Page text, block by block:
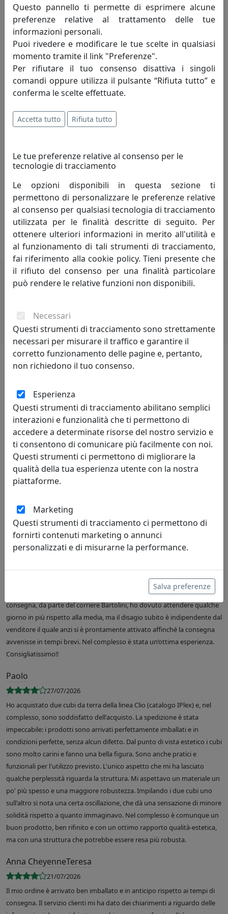
quelli che tanto piacevano agli zar di tutte
le Russie, una collezione in porcellana, cristalli,
ceramiche dipinte a mano e vetri molati. La Royal Family
vuole regalare un po’ di magia,un sogno in cui i semplici
gesti quotidiani assumano caratteristiche speciali una
volta esclusivo privilegio di pochi e oggi destinate a
tutte le persone che amano il bello.
La Royal Family non confonde la modernità del design
con l’eccessiva semplificazione dei processi
del passato con le esigenze moderne e contemporanee.
Royal Family vuole essere un punto di riferimento per
chi ama una casa calda ed accogliente, piena di oggetti
e di vita, in cui l’eleganza non è mai troppo formale,ma
che viene vissuta con la disinvoltura e quel pizzico di
ironia che i tempi moderni richiedono.
Potrebbero interessarti
Leggi le recensioni
R. de Martino
water, in realtà è il secondo (il primo lo avevo acquistato circa 3 anni fa).
Articolo effettivamente di design, curato nelle rifiniture, molto
resistente, funzionale ed elegante. Il servizio clienti è eccellente. Per la
consegna, da parte del corriere Bartolini, ho dovuto attendere qualche
giorno in più rispetto alla media, ma il disagio subito è indipendente dal
venditore il quale anzi si è prontamente attivato affinché la consegna
avvenisse in tempi brevi. Nel complesso è stata un’ottima esperienza.
Consigliatissimo!!
Paolo
27/07/2026
Ho acquistato due cubi da terra della linea Clio (catalogo IPlex) e, nel
complesso, sono soddisfatto dell'acquisto. La spedizione è stata
impeccabile: i prodotti sono arrivati perfettamente imballati e in
condizioni perfette, senza alcun difetto. Dal punto di vista estetico i cubi
sono molto carini e fanno una bella figura. Sono anche pratici e
funzionali per l'utilizzo previsto. L'unico aspetto che mi ha lasciato
qualche perplessità riguarda la struttura. Mi aspettavo un materiale un
po' più spesso e una maggiore robustezza. Impilando i due cubi uno
sull'altro si nota una certa oscillazione, che dà una sensazione di minore
solidità rispetto a quanto immaginavo. Nel complesso è comunque un
buon prodotto, ben rifinito e con un ottimo rapporto qualità-estetica,
ma con una struttura che potrebbe essere resa più robusta.
Anna CheyenneTeresa
21/07/2026
Il mio ordine è arrivato ben imballato e in anticipo rispetto ai tempi di
consegna. Il servizio clienti mi ha dato dei chiarimenti a riguardo delle
Questo pannello ti permette di esprimere alcune
preferenze relative al trattamento delle tue
informazioni personali.
Puoi rivedere e modificare le tue scelte in qualsiasi
momento tramite il link "Preferenze".
Per rifiutare il tuo consenso disattiva i singoli
comandi oppure utilizza il pulsante “Rifiuta tutto” e
conferma le scelte effettuate.
Accetta tutto Rifiuta tutto
Le tue preferenze relative al consenso per le
tecnologie di tracciamento
Le opzioni disponibili in questa sezione ti
permettono di personalizzare le preferenze relative
al consenso per qualsiasi tecnologia di tracciamento
utilizzata per le finalità descritte di seguito. Per
ottenere ulteriori informazioni in merito all'utilità e
al funzionamento di tali strumenti di tracciamento,
fai riferimento alla cookie policy. Tieni presente che
il rifiuto del consenso per una finalità particolare
può rendere le relative funzioni non disponibili.
Necessari
Questi strumenti di tracciamento sono strettamente
necessari per misurare il traffico e garantire il
corretto funzionamento delle pagine e, pertanto,
non richiedono il tuo consenso.
Esperienza
Questi strumenti di tracciamento abilitano semplici
interazioni e funzionalità che ti permettono di
accedere a determinate risorse del nostro servizio e
ti consentono di comunicare più facilmente con noi.
Questi strumenti ci permettono di migliorare la
qualità della tua esperienza utente con la nostra
piattaforme.
Marketing
Questi strumenti di tracciamento ci permettono di
fornirti contenuti marketing o annunci
personalizzati e di misurarne la performance.
Salva preferenze